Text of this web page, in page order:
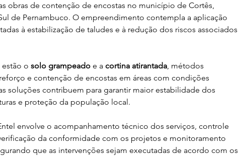
obras de contenção de encostas no município de Cortês,
de Pernambuco. O empreendimento contempla a aplicação
à estabilização de taludes e à redução dos riscos associados
estão o solo grampeado e a cortina atirantada, métodos
e contenção de encostas em áreas com condições
soluções contribuem para garantir maior estabilidade dos
e proteção da população local.
envolve o acompanhamento técnico dos serviços, controle
da conformidade com os projetos e monitoramento
que as intervenções sejam executadas de acordo com os